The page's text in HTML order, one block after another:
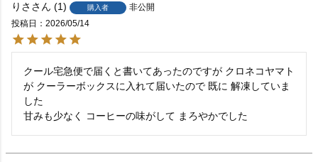
りさ 1 購入者
非公開
投稿日
2026/05/14
クール宅急便で届くと書いてあったのですが クロネコヤマト
が クーラーボックスに入れて届いたので 既に 解凍していま
した
甘みも少なく コーヒーの味がして まろやかでした